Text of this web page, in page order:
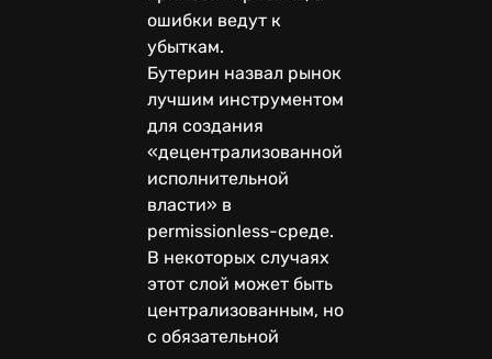
ошибки ведут к
убыткам.
Бутерин назвал рынок
лучшим инструментом
для создания
«децентрализованной
исполнительной
власти» в
permissionless-среде.
В некоторых случаях
этот слой может быть
централизованным, но
с обязательной